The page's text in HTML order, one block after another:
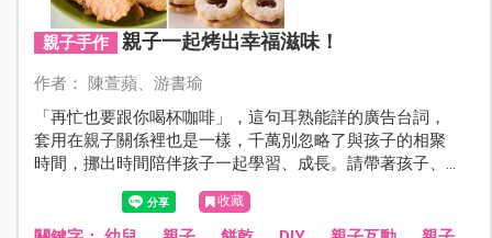
親子手作 親子一起烤出幸福滋味！
作者： 陳萱蘋、游書瑜
「再忙也要跟你喝杯咖啡」，這句耳熟能詳的廣告台詞，
套用在親子關係裡也是一樣，千萬別忽略了與孩子的相聚
時間，挪出時間陪伴孩子一起學習、成長。請帶著孩子、
跟著樂點屋的兩位烘焙老師在家揉揉麵糰、烤烤餅乾，甜
蜜的午茶時光即將展開！收藏